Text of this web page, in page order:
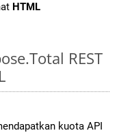
HTML
REST
kuota API